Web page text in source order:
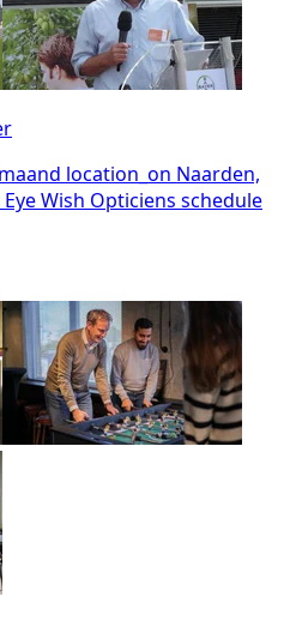
location_on Naarden,
Eye Wish Opticiens schedule